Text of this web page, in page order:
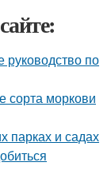
руководство по
сорта моркови
парках и садах